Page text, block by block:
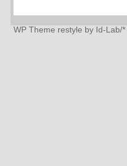
WP Theme restyle by Id-Lab/*